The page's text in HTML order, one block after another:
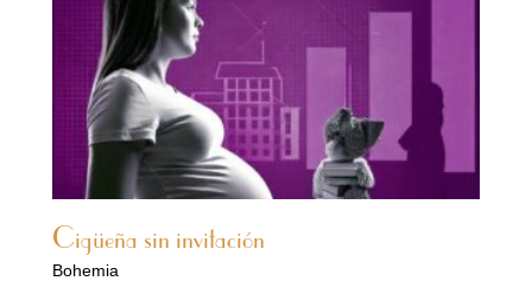
Cigüeña sin invitación
Bohemia